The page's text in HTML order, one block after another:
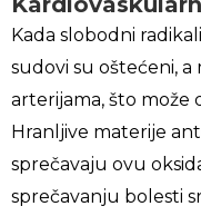
Kada slobodni
sudovi su oštećeni,
arterijama, što može
Hranljive materije
sprečavaju ovu
sprečavanju bolesti